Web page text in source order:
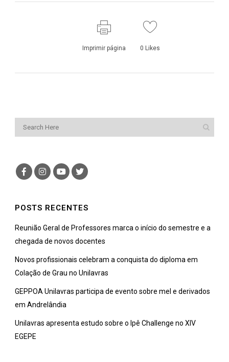
Imprimir página 0 Likes
POSTS RECENTES
Reunião Geral de Professores marca o início do semestre e a
chegada de novos docentes
Novos profissionais celebram a conquista do diploma em
Colação de Grau no Unilavras
GEPPOA Unilavras participa de evento sobre mel e derivados
em Andrelândia
Unilavras apresenta estudo sobre o Ipê Challenge no XIV
EGEPE